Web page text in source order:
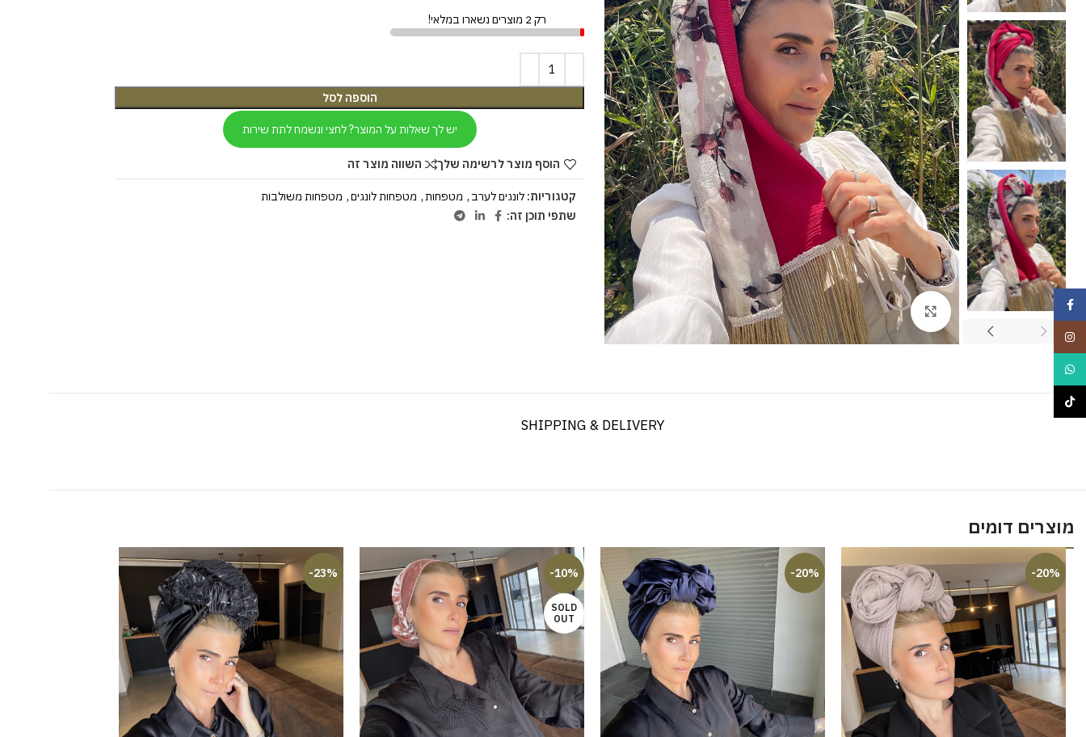
Click to enlarge
רק 2 מוצרים נשארו במלאי!
הוספה לסל
יש לך שאלות על המוצר? לחצי ונשמח לתת שירות
הוסף מוצר לרשימה שלך השווה מוצר זה
קטגוריות: לונגים לערב , מטפחות, מטפחות לונגים, מטפחות משולבות
שתפי תוכן זה:
SHIPPING & DELIVERY
מוצרים דומים
-20%
-20%
-10%
SOLD
OUT
-23%
Facebook
Instagram